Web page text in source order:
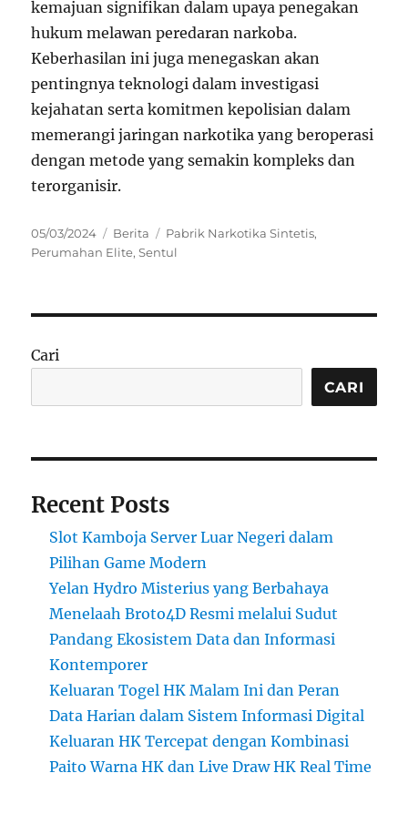
kemajuan signifikan dalam upaya penegakan
hukum melawan peredaran narkoba.
Keberhasilan ini juga menegaskan akan
pentingnya teknologi dalam investigasi
kejahatan serta komitmen kepolisian dalam
memerangi jaringan narkotika yang beroperasi
dengan metode yang semakin kompleks dan
terorganisir.
Posted
on
05/03/2024 Categories
Berita Tags
Pabrik Narkotika Sintetis,
Perumahan Elite,Sentul
Cari
CARI
Recent Posts
Slot Kamboja Server Luar Negeri dalam
Pilihan Game Modern
Yelan Hydro Misterius yang Berbahaya
Menelaah Broto4D Resmi melalui Sudut
Pandang Ekosistem Data dan Informasi
Kontemporer
Keluaran Togel HK Malam Ini dan Peran
Data Harian dalam Sistem Informasi Digital
Keluaran HK Tercepat dengan Kombinasi
Paito Warna HK dan Live Draw HK Real Time